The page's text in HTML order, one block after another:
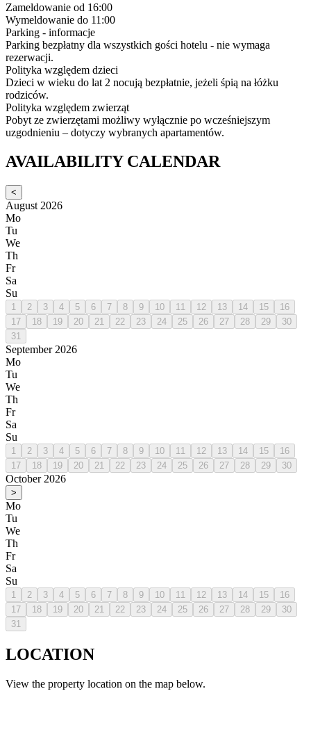
Zameldowanie od 16:00
Wymeldowanie do 11:00
Parking - informacje
Parking bezpłatny dla wszystkich gości hotelu - nie wymaga
rezerwacji.
Polityka względem dzieci
Dzieci w wieku do lat 2 nocują bezpłatnie, jeżeli śpią na łóżku
rodziców.
Polityka względem zwierząt
Pobyt ze zwierzętami możliwy wyłącznie po wcześniejszym
uzgodnieniu – dotyczy wybranych apartamentów.
AVAILABILITY CALENDAR
<
August 2026
Mo
Tu
We
Th
Fr
Sa
Su
1 2 3 4 5 6 7 8 9 10 11 12 13 14 15
16
17
18 19 20 21 22 23 24 25 26 27 28 29
30
31
September 2026
Mo
Tu
We
Th
Fr
Sa
Su
1 2 3 4 5 6 7 8 9 10 11 12 13 14 15
16
17
18 19 20 21 22 23 24 25 26 27 28 29 30
October 2026
>
Mo
Tu
We
Th
Fr
Sa
Su
1 2 3 4 5 6 7 8 9 10 11 12 13 14 15
16
17
18 19 20 21 22 23 24 25 26 27 28 29
30
31
LOCATION
View the property location on the map below.